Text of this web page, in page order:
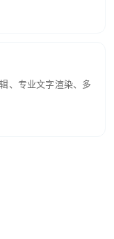
、专业文字渲染、多